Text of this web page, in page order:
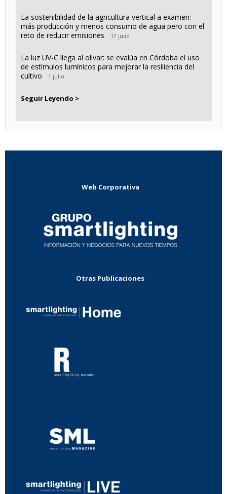
La sostenibilidad de la agricultura vertical a examen:
más producción y menos consumo de agua pero con el
reto de reducir emisiones
17 julio
La luz UV-C llega al olivar: se evalúa en Córdoba el uso
de estímulos lumínicos para mejorar la resiliencia del
cultivo
1 julio
Seguir Leyendo >
Web Corporativa
Otras Publicaciones